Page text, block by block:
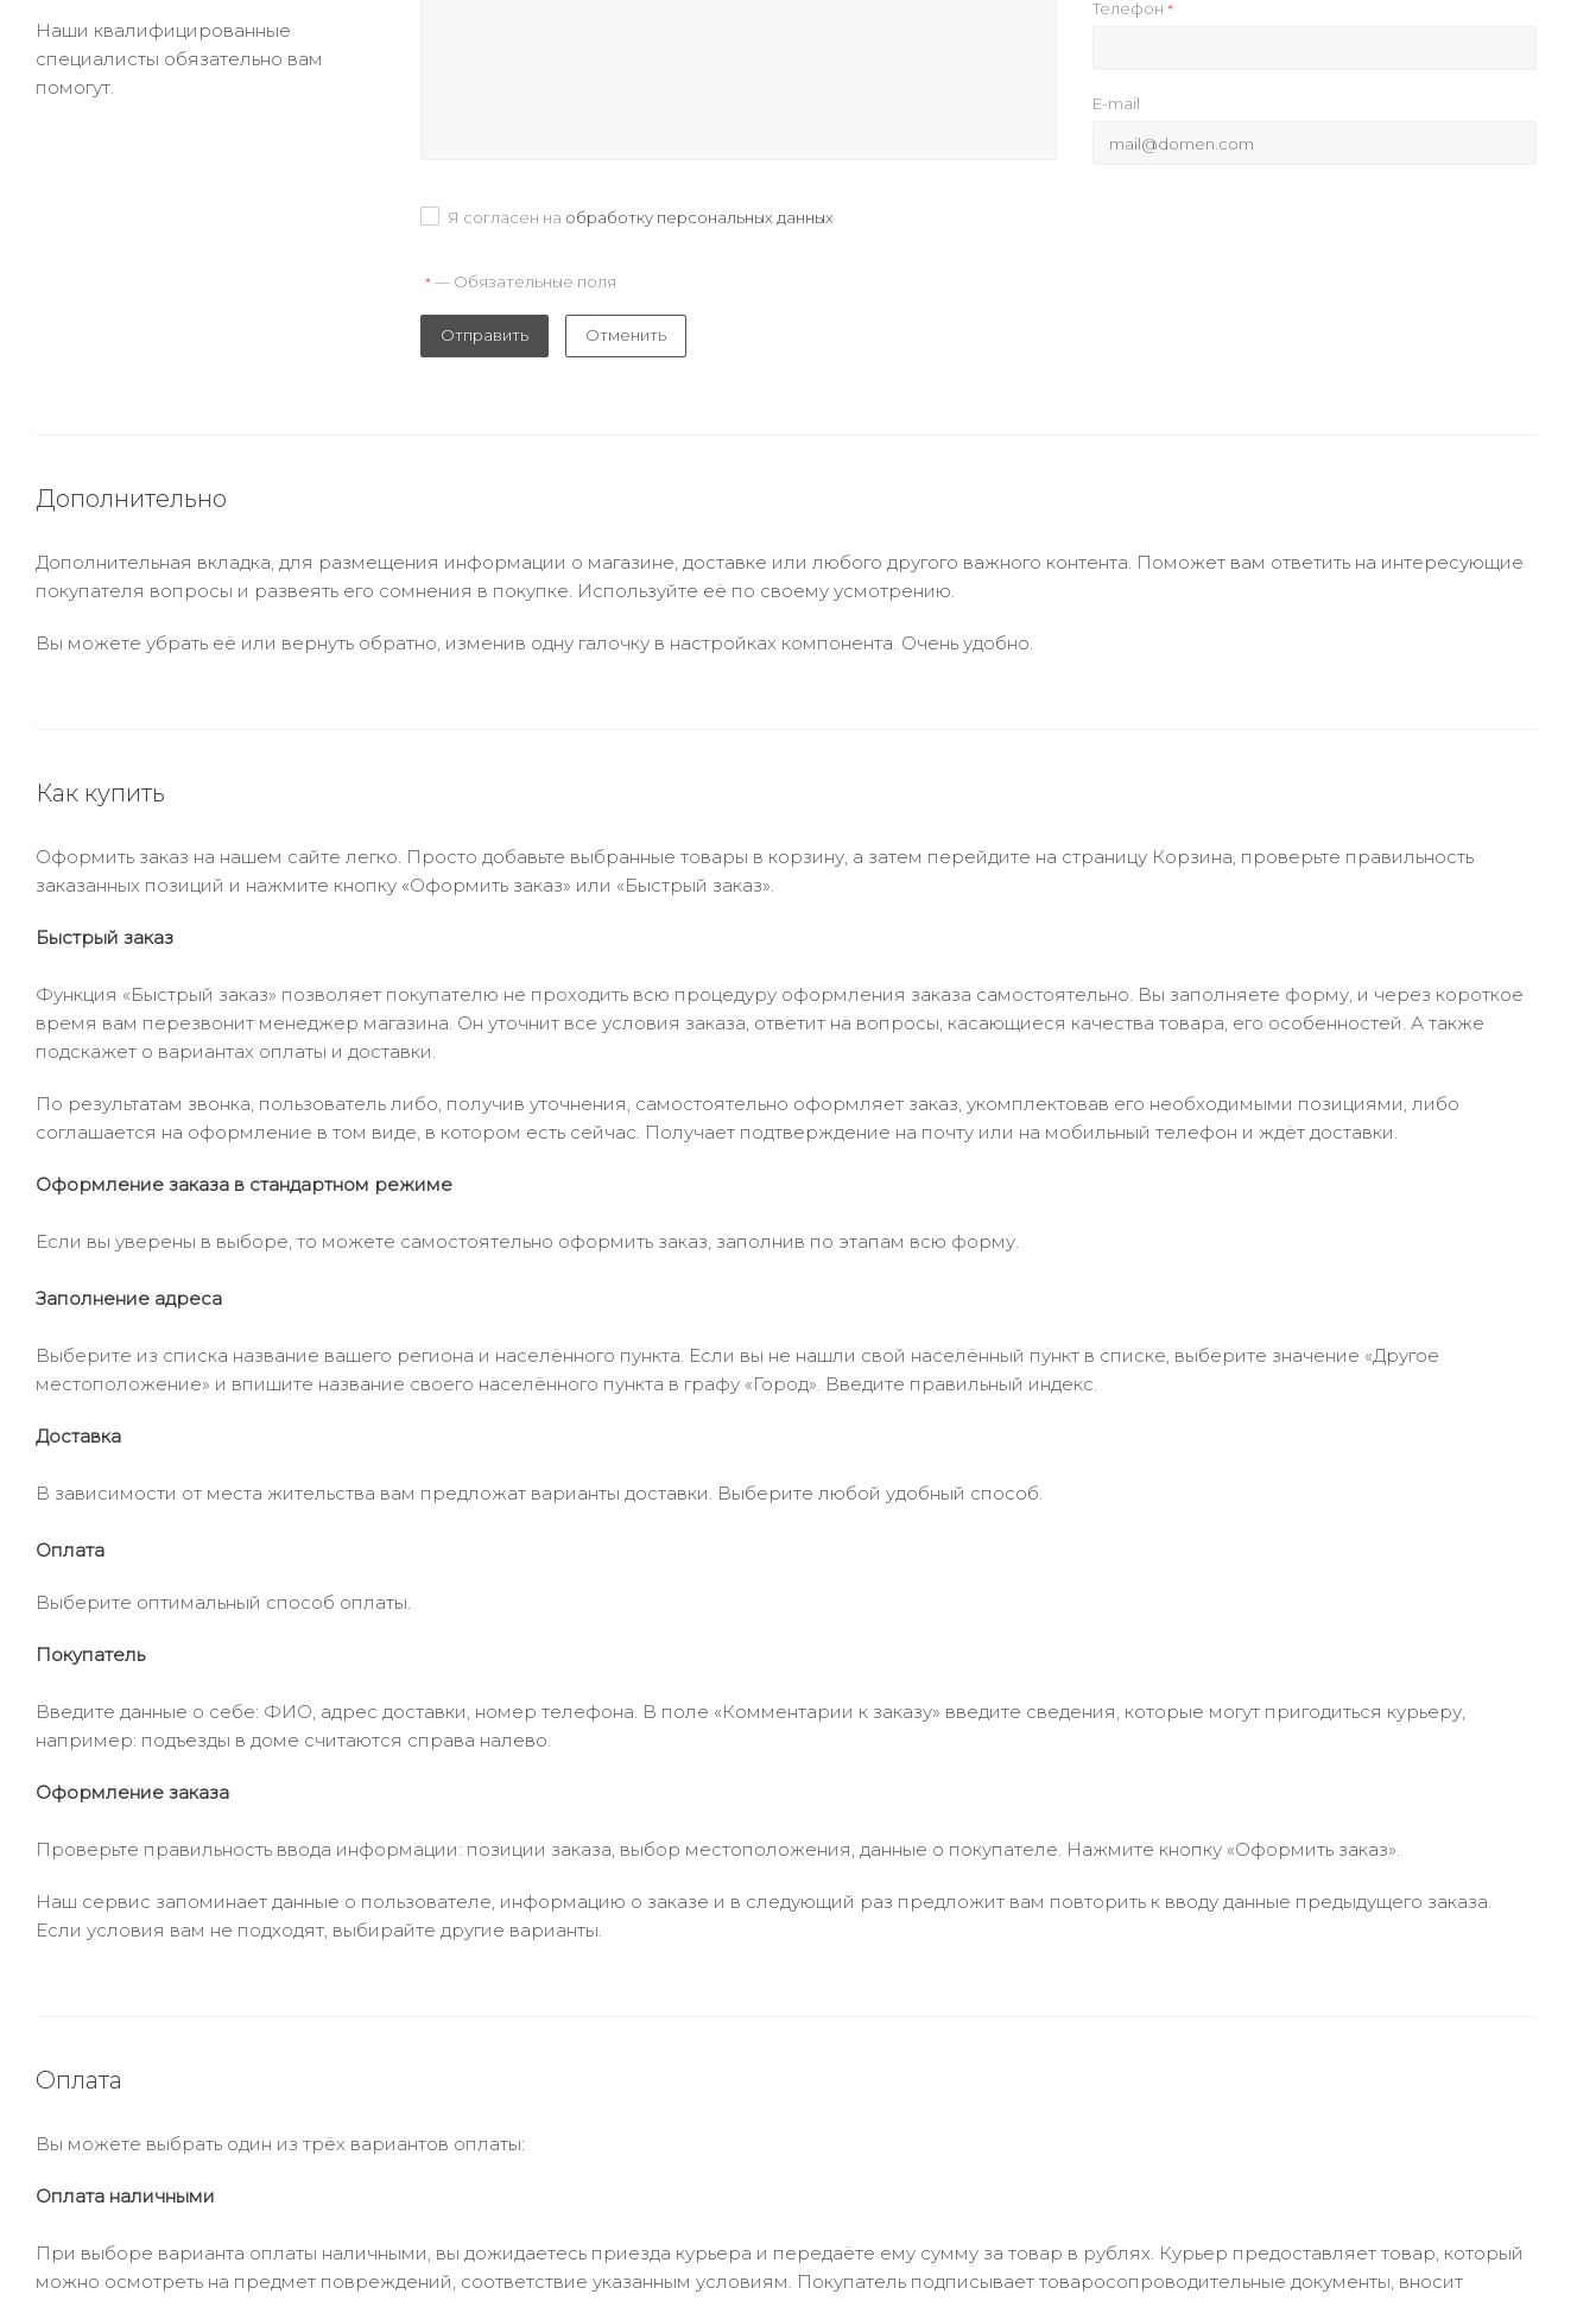
Наши квалифицированные
специалисты обязательно вам
помогут.
Телефон *
E-mail
Я согласен на обработку персональных данных
*— Обязательные поля
Отправить Отменить
Дополнительно
Дополнительная вкладка, для размещения информации о магазине, доставке или любого другого важного контента. Поможет вам ответить на интересующие
покупателя вопросы и развеять его сомнения в покупке. Используйте её по своему усмотрению.
Вы можете убрать её или вернуть обратно, изменив одну галочку в настройках компонента. Очень удобно.
Как купить
Оформить заказ на нашем сайте легко. Просто добавьте выбранные товары в корзину, а затем перейдите на страницу Корзина, проверьте правильность
заказанных позиций и нажмите кнопку «Оформить заказ» или «Быстрый заказ».
Быстрый заказ
Функция «Быстрый заказ» позволяет покупателю не проходить всю процедуру оформления заказа самостоятельно. Вы заполняете форму, и через короткое
время вам перезвонит менеджер магазина. Он уточнит все условия заказа, ответит на вопросы, касающиеся качества товара, его особенностей. А также
подскажет о вариантах оплаты и доставки.
По результатам звонка, пользователь либо, получив уточнения, самостоятельно оформляет заказ, укомплектовав его необходимыми позициями, либо
соглашается на оформление в том виде, в котором есть сейчас. Получает подтверждение на почту или на мобильный телефон и ждёт доставки.
Оформление заказа в стандартном режиме
Если вы уверены в выборе, то можете самостоятельно оформить заказ, заполнив по этапам всю форму.
Заполнение адреса
Выберите из списка название вашего региона и населённого пункта. Если вы не нашли свой населённый пункт в списке, выберите значение «Другое
местоположение» и впишите название своего населённого пункта в графу «Город». Введите правильный индекс.
Доставка
В зависимости от места жительства вам предложат варианты доставки. Выберите любой удобный способ.
Оплата
Выберите оптимальный способ оплаты.
Покупатель
Введите данные о себе: ФИО, адрес доставки, номер телефона. В поле «Комментарии к заказу» введите сведения, которые могут пригодиться курьеру,
например: подъезды в доме считаются справа налево.
Оформление заказа
Проверьте правильность ввода информации: позиции заказа, выбор местоположения, данные о покупателе. Нажмите кнопку «Оформить заказ».
Наш сервис запоминает данные о пользователе, информацию о заказе и в следующий раз предложит вам повторить к вводу данные предыдущего заказа.
Если условия вам не подходят, выбирайте другие варианты.
Оплата
Вы можете выбрать один из трёх вариантов оплаты:
Оплата наличными
При выборе варианта оплаты наличными, вы дожидаетесь приезда курьера и передаёте ему сумму за товар в рублях. Курьер предоставляет товар, который
можно осмотреть на предмет повреждений, соответствие указанным условиям. Покупатель подписывает товаросопроводительные документы, вносит